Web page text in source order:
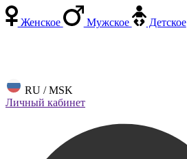
Женское Мужское Детское
RU / MSK
Личный кабинет